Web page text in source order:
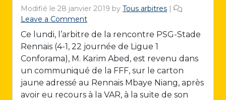
Modifié le 28 janvier 2019 by Tous arbitres |
Leave a Comment
Ce lundi, l’arbitre de la rencontre PSG-Stade
Rennais (4-1, 22 journée de Ligue 1
Conforama), M. Karim Abed, est revenu dans
un communiqué de la FFF, sur le carton
jaune adressé au Rennais Mbaye Niang, après
avoir eu recours à la VAR, à la suite de son